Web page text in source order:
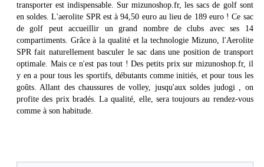
transporter est indispensable. Sur mizunoshop.fr, les sacs de golf sont
en soldes. L'aerolite SPR est à 94,50 euro au lieu de 189 euro ! Ce sac
de golf peut accueillir un grand nombre de clubs avec ses 14
compartiments. Grâce à la qualité et la technologie Mizuno, l'Aerolite
SPR fait naturellement basculer le sac dans une position de transport
optimale. Mais ce n'est pas tout ! Des petits prix sur mizunoshop.fr, il
y en a pour tous les sportifs, débutants comme initiés, et pour tous les
goûts. Allant des chaussures de volley, jusqu'aux soldes judogi , on
profite des prix bradés. La qualité, elle, sera toujours au rendez-vous
comme à son habitude.